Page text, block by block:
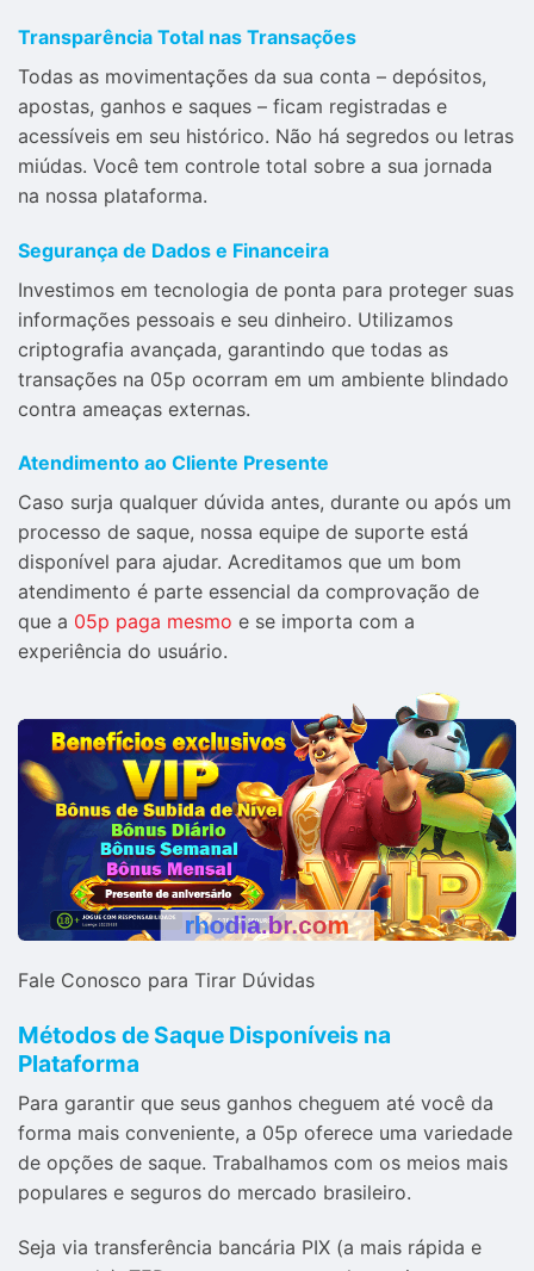
Transparência Total nas Transações
Todas as movimentações da sua conta – depósitos,
apostas, ganhos e saques – ficam registradas e
acessíveis em seu histórico. Não há segredos ou letras
miúdas. Você tem controle total sobre a sua jornada
na nossa plataforma.
Segurança de Dados e Financeira
Investimos em tecnologia de ponta para proteger suas
informações pessoais e seu dinheiro. Utilizamos
criptografia avançada, garantindo que todas as
transações na 05p ocorram em um ambiente blindado
contra ameaças externas.
Atendimento ao Cliente Presente
Caso surja qualquer dúvida antes, durante ou após um
processo de saque, nossa equipe de suporte está
disponível para ajudar. Acreditamos que um bom
atendimento é parte essencial da comprovação de
que a 05p paga mesmo e se importa com a
experiência do usuário.
Fale Conosco para Tirar Dúvidas
Métodos de Saque Disponíveis na
Plataforma
Para garantir que seus ganhos cheguem até você da
forma mais conveniente, a 05p oferece uma variedade
de opções de saque. Trabalhamos com os meios mais
populares e seguros do mercado brasileiro.
Seja via transferência bancária PIX (a mais rápida e